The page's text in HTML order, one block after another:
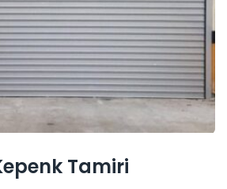
Tamiri